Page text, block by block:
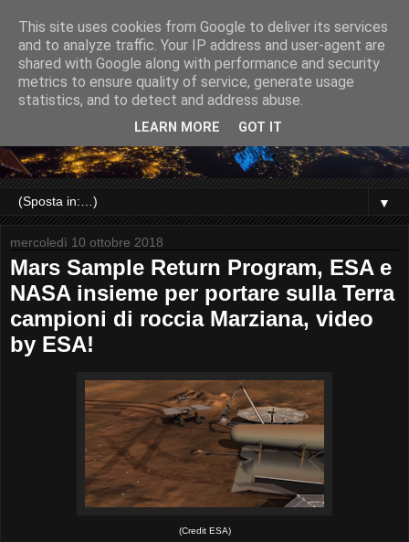
▼
mercoledì 10 ottobre 2018
Mars Sample Return Program, ESA e
NASA insieme per portare sulla Terra
campioni di roccia Marziana, video
by ESA!
(Credit ESA)
This site uses cookies from Google to deliver its services
and to analyze traffic. Your IP address and user-agent are
shared with Google along with performance and security
metrics to ensure quality of service, generate usage
statistics, and to detect and address abuse.
LEARN MORE GOT IT